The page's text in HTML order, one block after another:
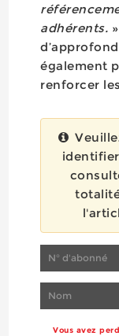
adhérents.
également
renforcer
Vous avez